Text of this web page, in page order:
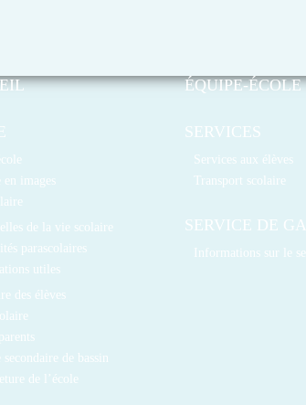
en images
de la vie scolaire
parascolaires
utiles
des élèves
secondaire de bassin
de l’école
ÉQUIPE-ÉCOLE
SERVICES
Services aux élèves
Transport scolaire
SERVICE DE
Informations sur le